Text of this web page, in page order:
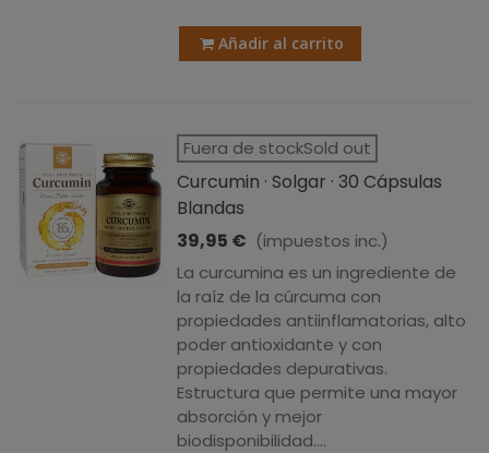
Añadir al carrito
Fuera de stockSold out
Curcumin · Solgar · 30 Cápsulas
Blandas
39,95 € (impuestos inc.)
La curcumina es un ingrediente de
la raíz de la cúrcuma con
propiedades antiinflamatorias, alto
poder antioxidante y con
propiedades depurativas.
Estructura que permite una mayor
absorción y mejor
biodisponibilidad....